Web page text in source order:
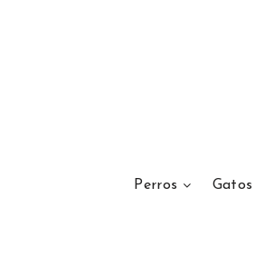
Perros Gatos